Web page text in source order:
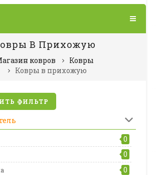
В Прихожую
ковров
Ковры
Ковры в прихожую
ФИЛЬТР
0
0
0